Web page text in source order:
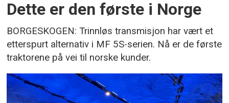
Dette er den første i Norge
BORGESKOGEN: Trinnløs transmisjon har vært et
etterspurt alternativ i MF 5S-serien. Nå er de første
traktorene på vei til norske kunder.